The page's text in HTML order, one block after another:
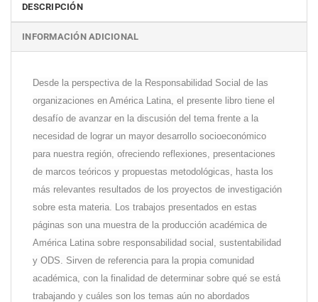
DESCRIPCIÓN
INFORMACIÓN ADICIONAL
Desde la perspectiva de la Responsabilidad Social de las
organizaciones en América Latina, el presente libro tiene el
desafío de avanzar en la discusión del tema frente a la
necesidad de lograr un mayor desarrollo socioeconómico
para nuestra región, ofreciendo reflexiones, presentaciones
de marcos teóricos y propuestas metodológicas, hasta los
más relevantes resultados de los proyectos de investigación
sobre esta materia. Los trabajos presentados en estas
páginas son una muestra de la producción académica de
América Latina sobre responsabilidad social, sustentabilidad
y ODS. Sirven de referencia para la propia comunidad
académica, con la finalidad de determinar sobre qué se está
trabajando y cuáles son los temas aún no abordados